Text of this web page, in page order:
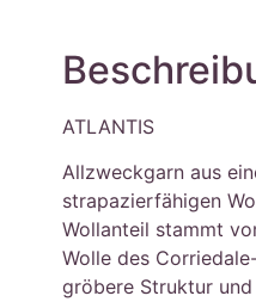
ATLANTIS
Allzweckgarn aus
strapazierfähigen
Wollanteil stammt
Wolle des
gröbere Struktur und